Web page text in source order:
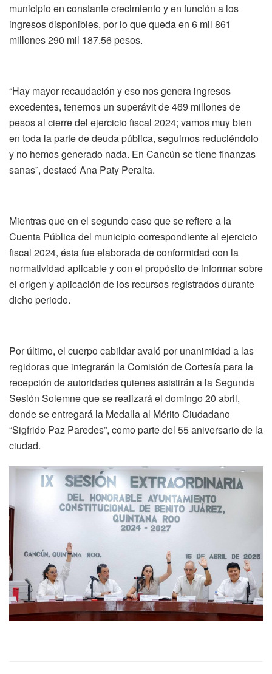
municipio en constante crecimiento y en función a los
ingresos disponibles, por lo que queda en 6 mil 861
millones 290 mil 187.56 pesos.
“Hay mayor recaudación y eso nos genera ingresos
excedentes, tenemos un superávit de 469 millones de
pesos al cierre del ejercicio fiscal 2024; vamos muy bien
en toda la parte de deuda pública, seguimos reduciéndolo
y no hemos generado nada. En Cancún se tiene finanzas
sanas”, destacó Ana Paty Peralta.
Mientras que en el segundo caso que se refiere a la
Cuenta Pública del municipio correspondiente al ejercicio
fiscal 2024, ésta fue elaborada de conformidad con la
normatividad aplicable y con el propósito de informar sobre
el origen y aplicación de los recursos registrados durante
dicho periodo.
Por último, el cuerpo cabildar avaló por unanimidad a las
regidoras que integrarán la Comisión de Cortesía para la
recepción de autoridades quienes asistirán a la Segunda
Sesión Solemne que se realizará el domingo 20 abril,
donde se entregará la Medalla al Mérito Ciudadano
“Sigfrido Paz Paredes”, como parte del 55 aniversario de la
ciudad.